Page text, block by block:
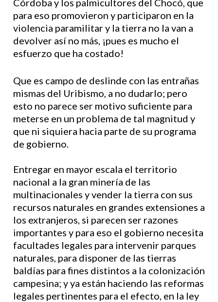
Córdoba y los palmicultores del Chocó, que
para eso promovieron y participaron en la
violencia paramilitar y la tierra no la van a
devolver así no más, ¡pues es mucho el
esfuerzo que ha costado!
Que es campo de deslinde con las entrañas
mismas del Uribismo, a no dudarlo; pero
esto no parece ser motivo suficiente para
meterse en un problema de tal magnitud y
que ni siquiera hacia parte de su programa
de gobierno.
Entregar en mayor escala el territorio
nacional a la gran minería de las
multinacionales y vender la tierra con sus
recursos naturales en grandes extensiones a
los extranjeros, si parecen ser razones
importantes y para eso el gobierno necesita
facultades legales para intervenir parques
naturales, para disponer de las tierras
baldías para fines distintos a la colonización
campesina; y ya están haciendo las reformas
legales pertinentes para el efecto, en la ley